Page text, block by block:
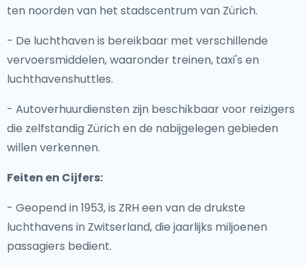
ten noorden van het stadscentrum van Zürich.
- De luchthaven is bereikbaar met verschillende
vervoersmiddelen, waaronder treinen, taxi's en
luchthavenshuttles.
- Autoverhuurdiensten zijn beschikbaar voor reizigers
die zelfstandig Zürich en de nabijgelegen gebieden
willen verkennen.
Feiten en Cijfers:
- Geopend in 1953, is ZRH een van de drukste
luchthavens in Zwitserland, die jaarlijks miljoenen
passagiers bedient.